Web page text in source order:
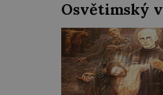
Osvětimský